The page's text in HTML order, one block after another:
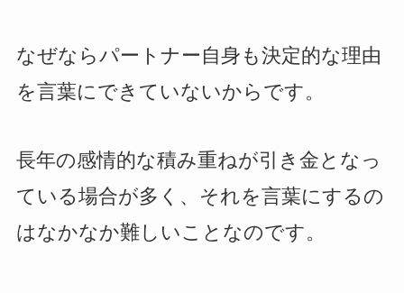
なぜならパートナー自身も決定的な理由
を言葉にできていないからです。
長年の感情的な積み重ねが引き金となっ
ている場合が多く、それを言葉にするの
はなかなか難しいことなのです。